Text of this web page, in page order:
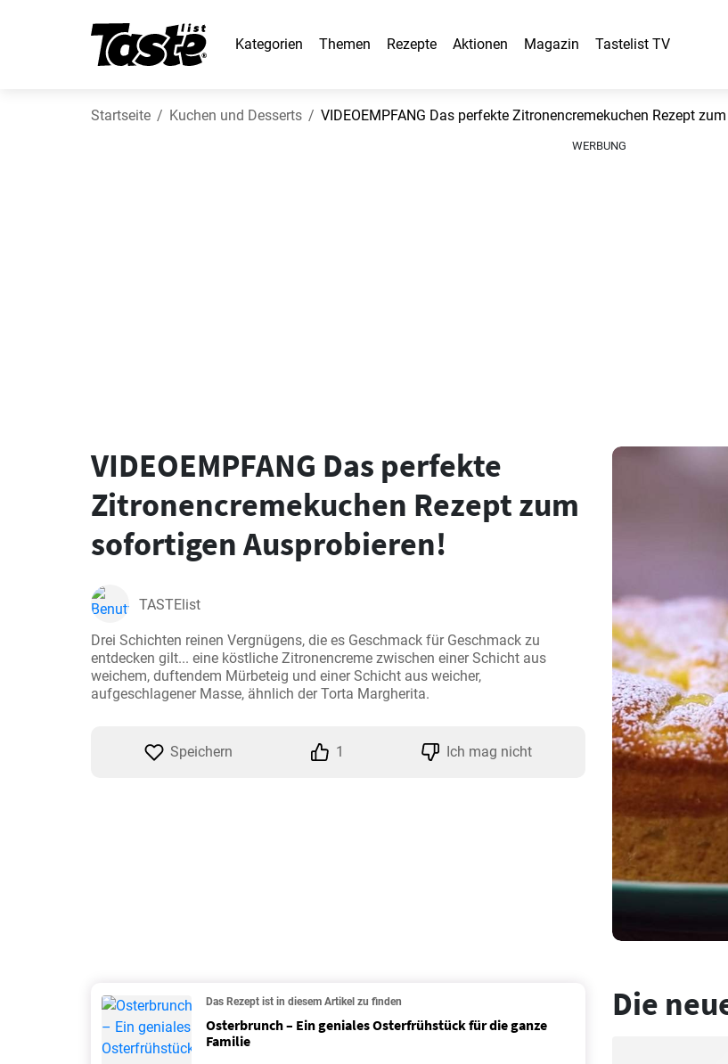
Kategorien Themen Rezepte Aktionen Magazin Tastelist TV
Startseite Kuchen und Desserts VIDEOEMPFANG Das perfekte Zitronencremekuchen Rezept
WERBUNG
VIDEOEMPFANG Das perfekte
Zitronencremekuchen Rezept zum
sofortigen Ausprobieren!
TASTElist
Drei Schichten reinen Vergnügens, die es Geschmack für Geschmack zu
entdecken gilt... eine köstliche Zitronencreme zwischen einer Schicht aus
weichem, duftendem Mürbeteig und einer Schicht aus weicher,
aufgeschlagener Masse, ähnlich der Torta Margherita.
Speichern 1 Ich mag nicht
Das Rezept ist in diesem Artikel zu finden
Osterbrunch – Ein geniales Osterfrühstück für die ganze
Familie
Die